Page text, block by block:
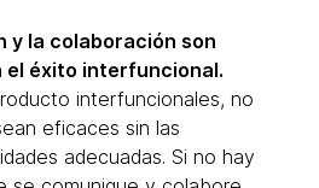
y la colaboración son
el éxito interfuncional.
interfuncionales, no
eficaces sin las
adecuadas. Si no hay